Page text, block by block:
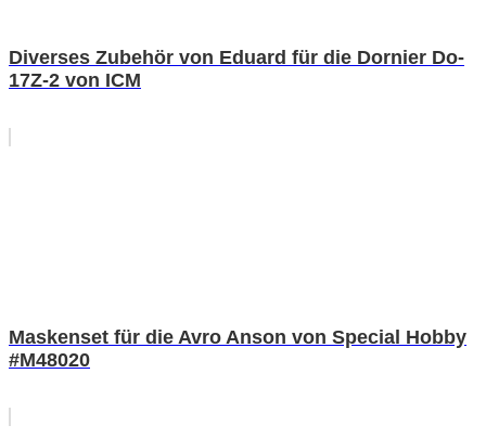
Diverses Zubehör von Eduard für die Dornier Do-
17Z-2 von ICM
Maskenset für die Avro Anson von Special Hobby
#M48020